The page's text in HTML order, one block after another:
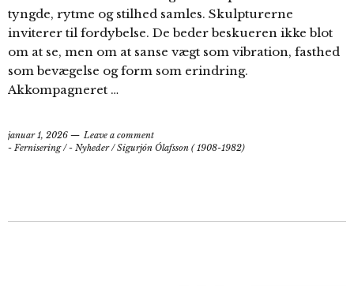
tyngde, rytme og stilhed samles. Skulpturerne
inviterer til fordybelse. De beder beskueren ikke blot
om at se, men om at sanse vægt som vibration, fasthed
som bevægelse og form som erindring.
Akkompagneret …
januar 1, 2026
Leave a comment
- Fernisering/- Nyheder/Sigurjón Ólafsson ( 1908-1982)